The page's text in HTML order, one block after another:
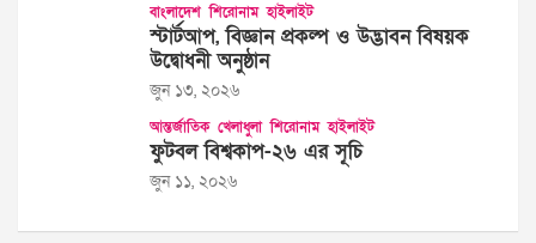
বাংলাদেশ শিরোনাম হাইলাইট
স্টার্টআপ, বিজ্ঞান প্রকল্প ও উদ্ভাবন বিষয়ক
উদ্বোধনী অনুষ্ঠান
জুন ১৩, ২০২৬
আন্তর্জাতিক খেলাধুলা শিরোনাম হাইলাইট
ফুটবল বিশ্বকাপ-২৬ এর সূচি
জুন ১১, ২০২৬